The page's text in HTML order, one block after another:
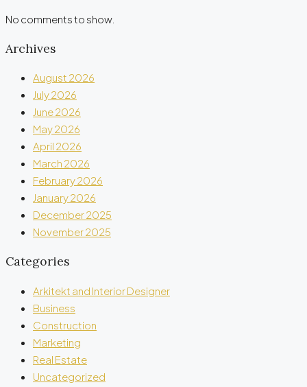
No comments to show.
Archives
August 2026
July 2026
June 2026
May 2026
April 2026
March 2026
February 2026
January 2026
December 2025
November 2025
Categories
Arkitekt and Interior Designer
Business
Construction
Marketing
Real Estate
Uncategorized